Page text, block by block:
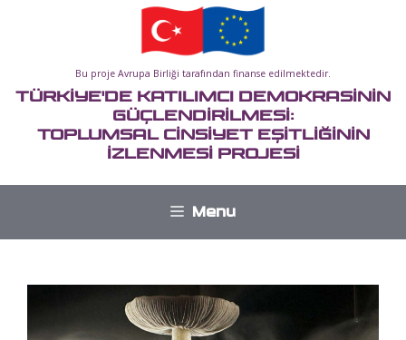
Bu proje Avrupa Birliği tarafından finanse edilmektedir.
TÜRKİYE'DE KATILIMCI DEMOKRASİNİN
GÜÇLENDİRİLMESİ:
TOPLUMSAL CİNSİYET EŞİTLİĞİNİN
İZLENMESİ PROJESİ
Menu